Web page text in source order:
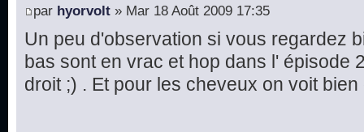
par hyorvolt » Mar 18 Août 2009 17:35
Un peu d'observation si vous regardez
bas sont en vrac et hop dans l' épisode
droit ;) . Et pour les cheveux on voit